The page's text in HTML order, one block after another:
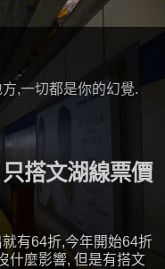
,一切都是你的幻覺.
搭文湖線票價
有64折,今年開始64折
什麼影響, 但是有搭文